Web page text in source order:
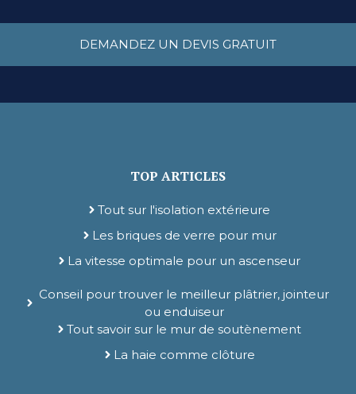
DEMANDEZ UN DEVIS GRATUIT
TOP ARTICLES
Tout sur l'isolation extérieure
Les briques de verre pour mur
La vitesse optimale pour un ascenseur
Conseil pour trouver le meilleur plâtrier, jointeur
ou enduiseur
Tout savoir sur le mur de soutènement
La haie comme clôture